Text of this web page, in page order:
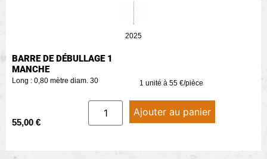
2025
BARRE DE DÉBULLAGE 1
MANCHE
Long : 0,80 mètre diam. 30 1 unité à 55 €/pièce
55,00 €
Ajouter au panier